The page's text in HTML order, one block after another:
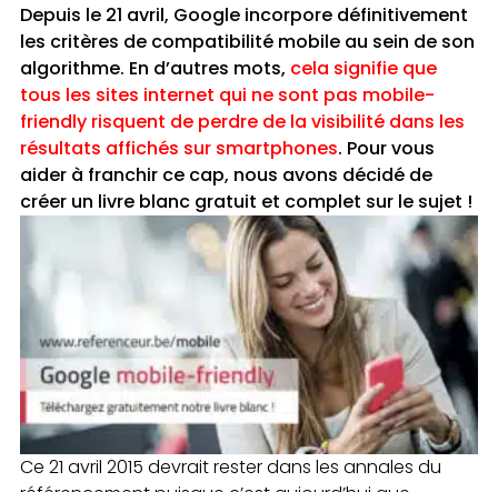
Depuis le 21 avril, Google incorpore définitivement
les critères de compatibilité mobile au sein de son
algorithme. En d’autres mots, cela signifie que
tous les sites internet qui ne sont pas mobile-
friendly risquent de perdre de la visibilité dans les
résultats affichés sur smartphones. Pour vous
aider à franchir ce cap, nous avons décidé de
créer un livre blanc gratuit et complet sur le sujet !
Ce 21 avril 2015 devrait rester dans les annales du